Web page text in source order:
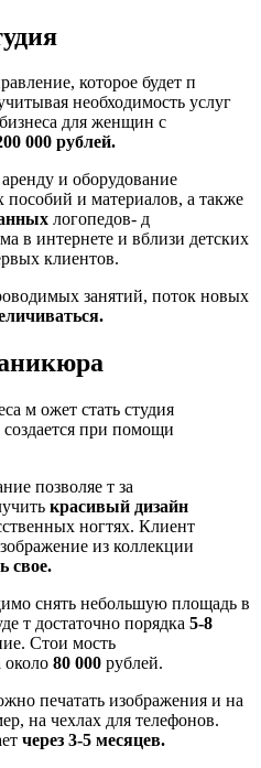
которое будет п
необходимость услуг
для женщин с
000 рублей.
и оборудование
и материалов, а также
логопедов- д
в интернете и вблизи детских
клиентов.
занятий, поток новых
м ожет стать студия
при помощи
позволяе т за
красивый дизайн
ногтях. Клиент
из коллекции
свое.
снять небольшую площадь в
т достаточно порядка 5-8
Стои мость
около 80 000 рублей.
печатать изображения и на
на чехлах для телефонов.
через 3-5 месяцев.